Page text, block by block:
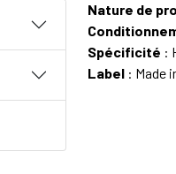
Nature de
Spécificité :
Label : Made